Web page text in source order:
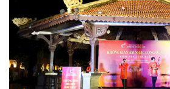
thế hệ cha anh đã hy sinh vì độc lập, tự